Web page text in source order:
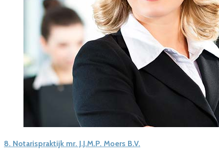
8. Notarispraktijk mr. J.J.M.P. Moers B.V.